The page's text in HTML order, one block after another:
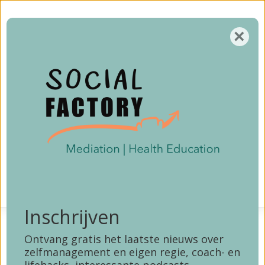
Aanbod
Cursusaanbod
De PraatWijzer
×
Inschrijven
Ontvang gratis het laatste nieuws over
zelfmanagement en eigen regie, coach- en